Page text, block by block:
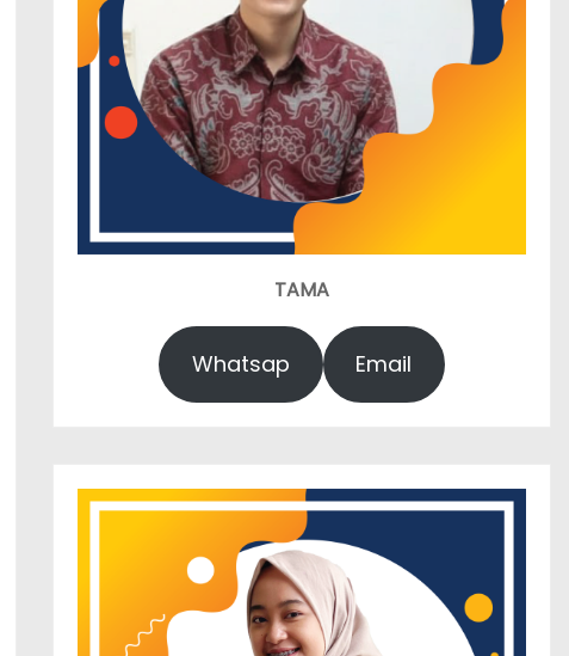
TAMA
Whatsap Email